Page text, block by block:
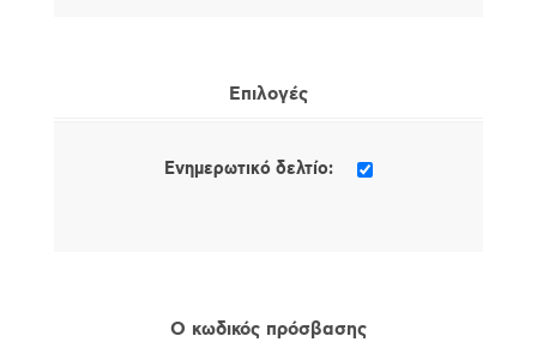
Επιλογές
Ενημερωτικό δελτίο:
Ο κωδικός πρόσβασης